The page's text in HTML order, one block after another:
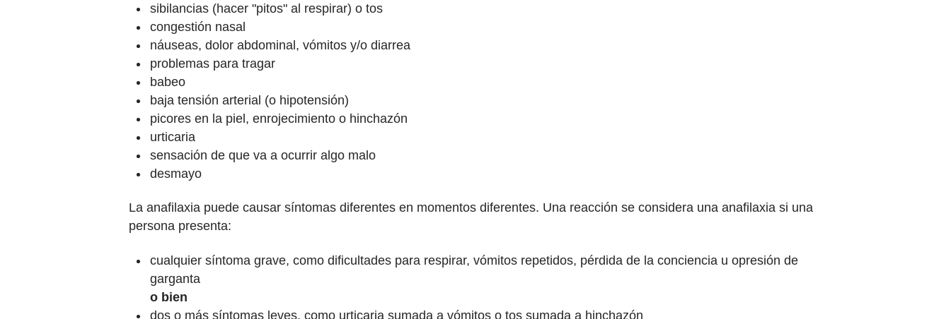
sibilancias (hacer "pitos" al respirar) o tos
congestión nasal
náuseas, dolor abdominal, vómitos y/o diarrea
problemas para tragar
babeo
baja tensión arterial (o hipotensión)
picores en la piel, enrojecimiento o hinchazón
urticaria
sensación de que va a ocurrir algo malo
desmayo
La anafilaxia puede causar síntomas diferentes en momentos diferentes. Una reacción se considera una anafilaxia si una
persona presenta:
cualquier síntoma grave, como dificultades para respirar, vómitos repetidos, pérdida de la conciencia u opresión de
garganta
o bien
dos o más síntomas leves, como urticaria sumada a vómitos o tos sumada a hinchazón